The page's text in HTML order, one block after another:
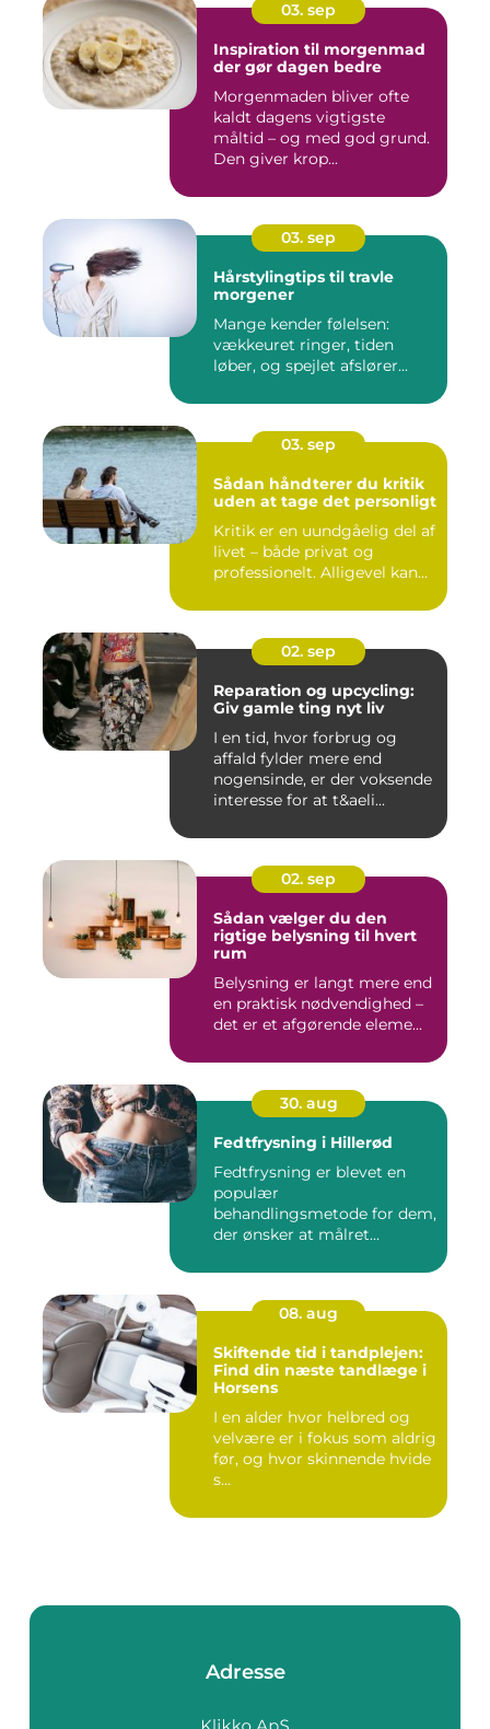
03. sep
Inspiration til morgenmad
der gør dagen bedre
Morgenmaden bliver ofte
kaldt dagens vigtigste
måltid – og med god grund.
Den giver krop...
03. sep
Hårstylingtips til travle
morgener
Mange kender følelsen:
vækkeuret ringer, tiden
løber, og spejlet afslører...
03. sep
Sådan håndterer du kritik
uden at tage det personligt
Kritik er en uundgåelig del af
livet – både privat og
professionelt. Alligevel kan...
02. sep
Reparation og upcycling:
Giv gamle ting nyt liv
I en tid, hvor forbrug og
affald fylder mere end
nogensinde, er der voksende
interesse for at t&aeli...
02. sep
Sådan vælger du den
rigtige belysning til hvert
rum
Belysning er langt mere end
en praktisk nødvendighed –
det er et afgørende eleme...
30. aug
Fedtfrysning i Hillerød
Fedtfrysning er blevet en
populær
behandlingsmetode for dem,
der ønsker at målret...
08. aug
Skiftende tid i tandplejen:
Find din næste tandlæge i
Horsens
I en alder hvor helbred og
velvære er i fokus som aldrig
før, og hvor skinnende hvide
s...
Adresse